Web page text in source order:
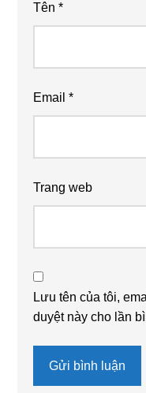
Tên*
Email*
Trang web
Lưu tên của tôi,
duyệt này cho lần